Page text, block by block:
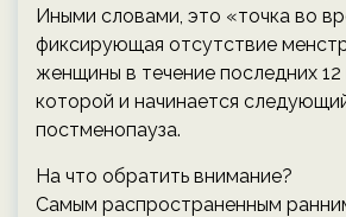
Иными словами, это «точка во
фиксирующая отсутствие
женщины в течение последних
которой и начинается
постменопауза.
На что обратить внимание?
Самым распространенным